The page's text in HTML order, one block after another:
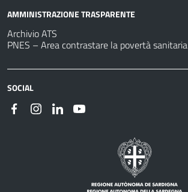
AMMINISTRAZIONE TRASPARENTE
Archivio ATS
PNES – Area contrastare la povertà sanitaria
SOCIAL